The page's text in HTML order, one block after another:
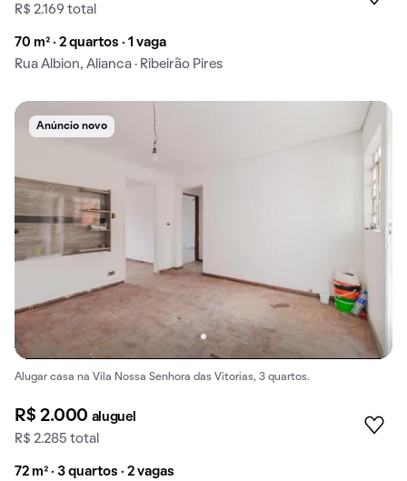
R$ 2.169 total
70 m² · 2 quartos · 1 vaga
Rua Albion, Alianca · Ribeirão Pires
Anúncio novo
Alugar casa na Vila Nossa Senhora das Vitorias, 3 quartos.
R$ 2.000 aluguel
R$ 2.285 total
72 m² · 3 quartos · 2 vagas